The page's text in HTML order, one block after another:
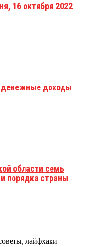
16 октября 2022
денежные доходы
области семь
порядка страны
лайфхаки